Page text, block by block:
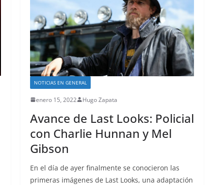
NOTICIAS EN GENERAL
enero 15, 2022 Hugo Zapata
Avance de Last Looks: Policial
con Charlie Hunnan y Mel
Gibson
En el día de ayer finalmente se conocieron las
primeras imágenes de Last Looks, una adaptación